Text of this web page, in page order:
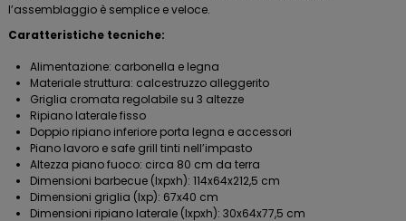
l’assemblaggio è semplice e veloce.
Caratteristiche tecniche:
Alimentazione: carbonella e legna
Materiale struttura: calcestruzzo alleggerito
Griglia cromata regolabile su 3 altezze
Ripiano laterale fisso
Doppio ripiano inferiore porta legna e accessori
Piano lavoro e safe grill tinti nell’impasto
Altezza piano fuoco: circa 80 cm da terra
Dimensioni barbecue (lxpxh): 114x64x212,5 cm
Dimensioni griglia (lxp): 67x40 cm
Dimensioni ripiano laterale (lxpxh): 30x64x77,5 cm